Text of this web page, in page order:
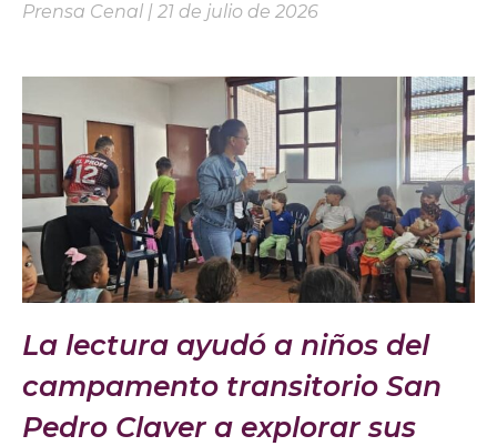
Prensa Cenal 21 de julio de 2026
La lectura ayudó a niños del
campamento transitorio San
Pedro Claver a explorar sus